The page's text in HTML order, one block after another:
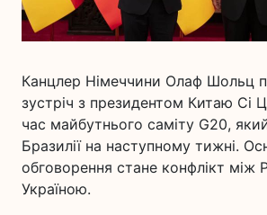
Канцлер Німеччини Олаф Шольц
зустріч з президентом Китаю Сі
час майбутнього саміту G20,
Бразилії на наступному тижні.
обговорення стане конфлікт між
Україною.